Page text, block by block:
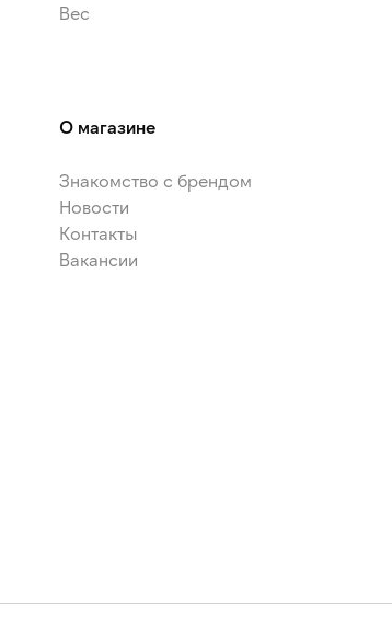
Вес
О магазине
Знакомство с брендом
Новости
Контакты
Вакансии